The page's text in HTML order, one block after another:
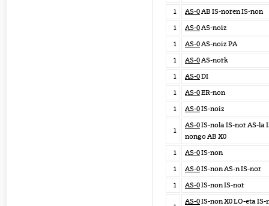
1
AS-0AB IS-noren IS-non
1
AS-0AS-noiz
1
AS-0AS-noiz PA
1
AS-0AS-nork
1
AS-0DI
1
AS-0ER-non
1
AS-0IS-noiz
1
AS-0IS-nola IS-nor AS-la
nongo AB X0
1
AS-0IS-non
1
AS-0IS-non AS-n IS-nor
1
AS-0IS-non IS-nor
AS-0IS-non X0 LO-eta IS-